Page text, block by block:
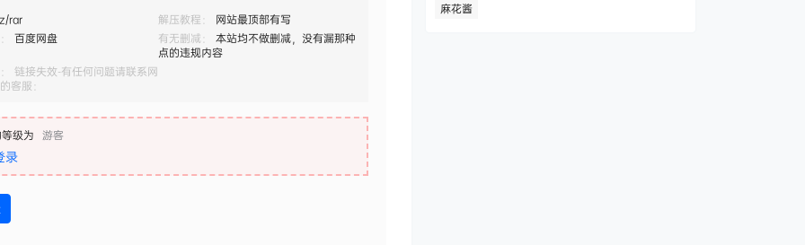
rar 解压教程：
网站最顶部有写
百度网盘 有无删减：
本站均不做删减，没有漏那种
点的违规内容
链接失效-有任何问题请联系网
客服：
级为 游客
录
麻花酱